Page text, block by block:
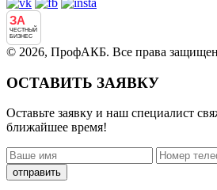
ЗА
ЧЕСТНЫЙ
БИЗНЕС
© 2026, ПрофАКБ. Все права
ОСТАВИТЬ ЗАЯВКУ
Оставьте заявку и наш специалист
ближайшее время!
отправить